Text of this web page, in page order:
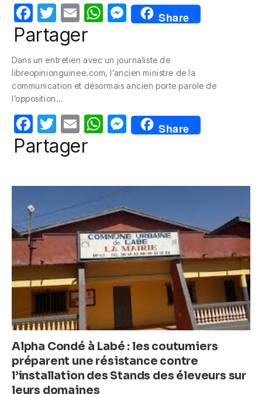
F
a
e
b
o
o
k
T
w
itt
er
E
m
W
s
A
p
M
e
e
n
er
Share
Partager
Dans un entretien avec un journaliste de
libreopinionguinee.com, l’ancien ministre de la
communication et désormais ancien porte parole de
l’opposition…
F
a
b
o
o
k
T
w
itt
E
m
W
A
p
p
M
e
g
er
Share
Partager
Alpha Condé à Labé : les coutumiers
préparent une résistance contre
l’installation des Stands des éleveurs sur
leurs domaines